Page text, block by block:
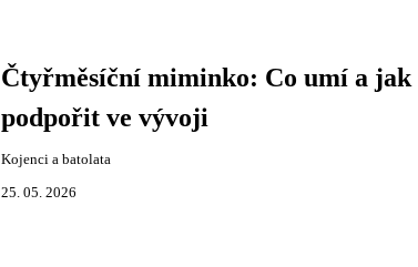
Čtyřměsíční miminko: Co umí a jak
podpořit ve vývoji
Kojenci a batolata
25. 05. 2026